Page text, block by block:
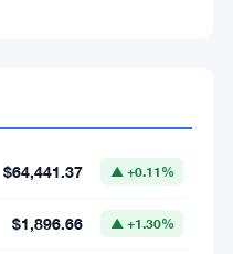
$64,441.37 ▲ +0.11%
$1,896.66 ▲ +1.30%